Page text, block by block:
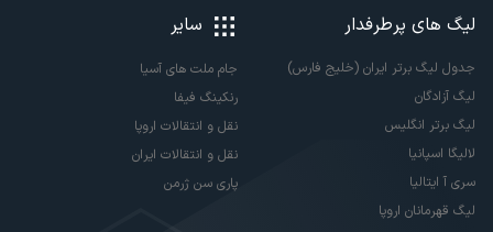
لیگ های پرطرفدار
جدول لیگ برتر ایران (خلیج فارس)
لیگ آزادگان
لیگ برتر انگلیس
لالیگا اسپانیا
سری آ ایتالیا
لیگ قهرمانان اروپا
سایر
جام ملت های آسیا
رنکینگ فیفا
نقل و انتقالات اروپا
نقل و انتقالات ایران
پاری سن ژرمن